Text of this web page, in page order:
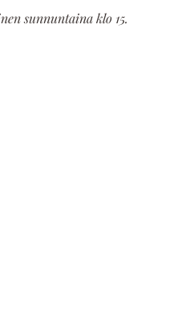
sunnuntaina klo 15.